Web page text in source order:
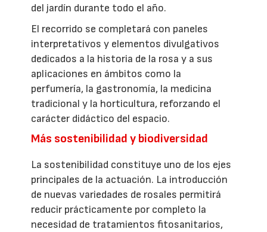
del jardín durante todo el año.
El recorrido se completará con paneles
interpretativos y elementos divulgativos
dedicados a la historia de la rosa y a sus
aplicaciones en ámbitos como la
perfumería, la gastronomía, la medicina
tradicional y la horticultura, reforzando el
carácter didáctico del espacio.
Más sostenibilidad y biodiversidad
La sostenibilidad constituye uno de los ejes
principales de la actuación. La introducción
de nuevas variedades de rosales permitirá
reducir prácticamente por completo la
necesidad de tratamientos fitosanitarios,